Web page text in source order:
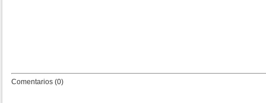
Comentarios (0)